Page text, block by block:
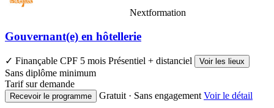
Nextformation
Gouvernant(e) en hôtellerie
✓ Finançable CPF 5 mois Présentiel + distanciel Voir les lieux
Sans diplôme minimum
Tarif sur demande
Recevoir le programme Gratuit · Sans engagement Voir le détail